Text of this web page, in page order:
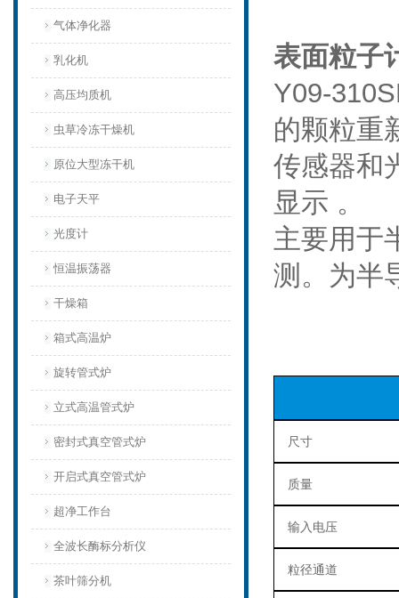
气体净化器
乳化机
高压均质机
虫草冷冻干燥机
原位大型冻干机
电子天平
光度计
恒温振荡器
干燥箱
箱式高温炉
旋转管式炉
立式高温管式炉
密封式真空管式炉
开启式真空管式炉
超净工作台
全波长酶标分析仪
茶叶筛分机
表面粒子
Y09-
的颗粒重
传感器和
显示 。
主要用于
测。为半
尺寸
质量
输入电压
粒径通道